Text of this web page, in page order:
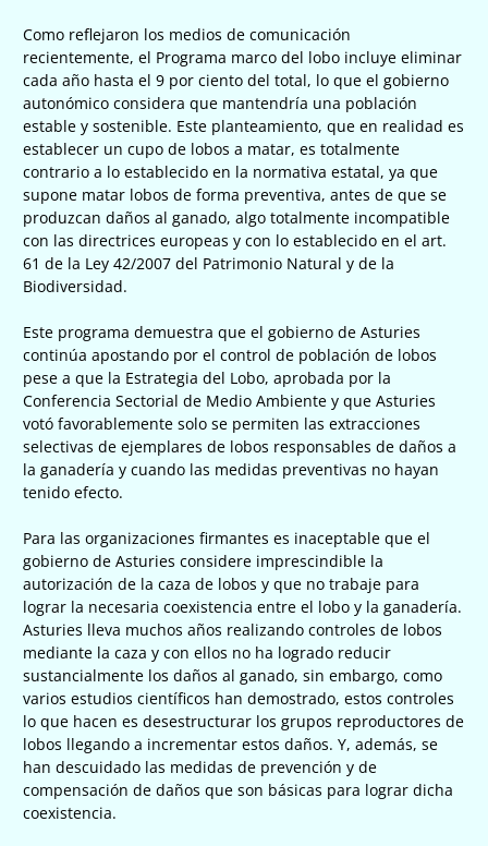
Como reflejaron los medios de comunicación
recientemente, el Programa marco del lobo incluye eliminar
cada año hasta el 9 por ciento del total, lo que el gobierno
autonómico considera que mantendría una población
estable y sostenible. Este planteamiento, que en realidad es
establecer un cupo de lobos a matar, es totalmente
contrario a lo establecido en la normativa estatal, ya que
supone matar lobos de forma preventiva, antes de que se
produzcan daños al ganado, algo totalmente incompatible
con las directrices europeas y con lo establecido en el art.
61 de la Ley 42/2007 del Patrimonio Natural y de la
Biodiversidad.
Este programa demuestra que el gobierno de Asturies
continúa apostando por el control de población de lobos
pese a que la Estrategia del Lobo, aprobada por la
Conferencia Sectorial de Medio Ambiente y que Asturies
votó favorablemente solo se permiten las extracciones
selectivas de ejemplares de lobos responsables de daños a
la ganadería y cuando las medidas preventivas no hayan
tenido efecto.
Para las organizaciones firmantes es inaceptable que el
gobierno de Asturies considere imprescindible la
autorización de la caza de lobos y que no trabaje para
lograr la necesaria coexistencia entre el lobo y la ganadería.
Asturies lleva muchos años realizando controles de lobos
mediante la caza y con ellos no ha logrado reducir
sustancialmente los daños al ganado, sin embargo, como
varios estudios científicos han demostrado, estos controles
lo que hacen es desestructurar los grupos reproductores de
lobos llegando a incrementar estos daños. Y, además, se
han descuidado las medidas de prevención y de
compensación de daños que son básicas para lograr dicha
coexistencia.